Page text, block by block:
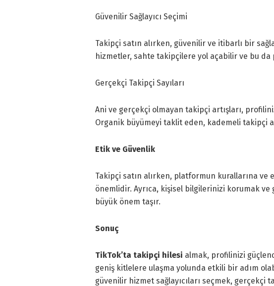
Güvenilir Sağlayıcı Seçimi
Takipçi satın alırken, güvenilir ve itibarlı bir
hizmetler, sahte takipçilere yol açabilir ve bu
Gerçekçi Takipçi Sayıları
Ani ve gerçekçi olmayan takipçi artışları,
Organik büyümeyi taklit eden, kademeli takipçi
Etik ve Güvenlik
Takipçi satın alırken, platformun kurallarına
önemlidir. Ayrıca, kişisel bilgilerinizi korumak
büyük önem taşır.
Sonuç
TikTok’ta takipçi hilesi almak, profilinizi
geniş kitlelere ulaşma yolunda etkili bir adım
güvenilir hizmet sağlayıcıları seçmek, gerçekçi